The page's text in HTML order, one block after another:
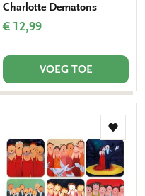
Charlotte Dematons
€ 12,99
VOEG TOE
aan